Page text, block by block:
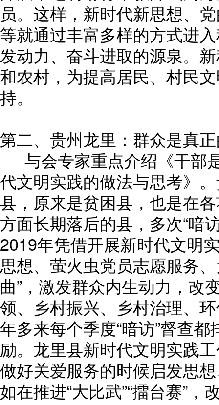
员。这样，新时代新思想、
等就通过丰富多样的方式进
发动力、奋斗进取的源泉。
和农村，为提高居民、村民
持。
第二、贵州龙里：群众是真
与会专家重点介绍《干部
代文明实践的做法与思考》
县，原来是贫困县，也是在
方面长期落后的县，多次“暗
2019年凭借开展新时代文明
思想、萤火虫党员志愿服务
曲”，激发群众内生动力，改
领、乡村振兴、乡村治理、
年多来每个季度“暗访”督查
励。龙里县新时代文明实践
做好关爱服务的时候启发思
如在推进“大比武”“擂台赛”